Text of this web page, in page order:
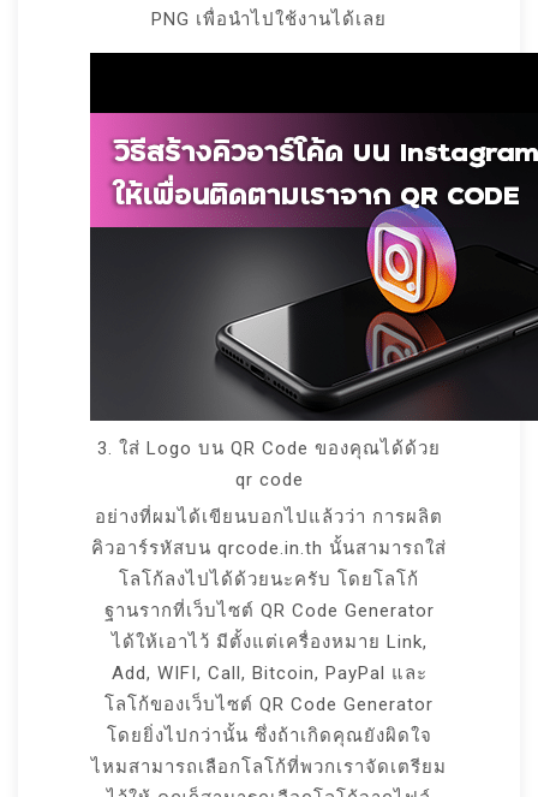
PNG เพื่อนำไปใช้งานได้เลย
3. ใส่ Logo บน QR Code ของคุณได้ด้วย
qr code
อย่างที่ผมได้เขียนบอกไปแล้วว่า การผลิต
คิวอาร์รหัสบน qrcode.in.th นั้นสามารถใส่
โลโก้ลงไปได้ด้วยนะครับ โดยโลโก้
ฐานรากที่เว็บไซต์ QR Code Generator
ได้ให้เอาไว้ มีตั้งแต่เครื่องหมาย Link,
Add, WIFI, Call, Bitcoin, PayPal และ
โลโก้ของเว็บไซต์ QR Code Generator
โดยยิ่งไปกว่านั้น ซึ่งถ้าเกิดคุณยังผิดใจ
ไหมสามารถเลือกโลโก้ที่พวกเราจัดเตรียม